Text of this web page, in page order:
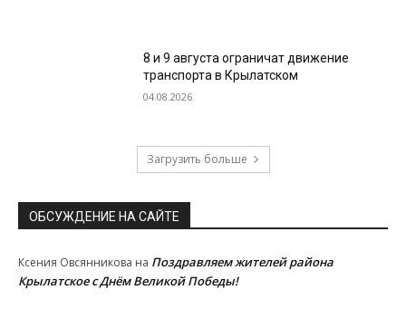
8 и 9 августа ограничат движение
транспорта в Крылатском
04.08.2026
Загрузить больше
ОБСУЖДЕНИЕ НА САЙТЕ
Ксения Овсянникова на Поздравляем жителей района
Крылатское с Днём Великой Победы!